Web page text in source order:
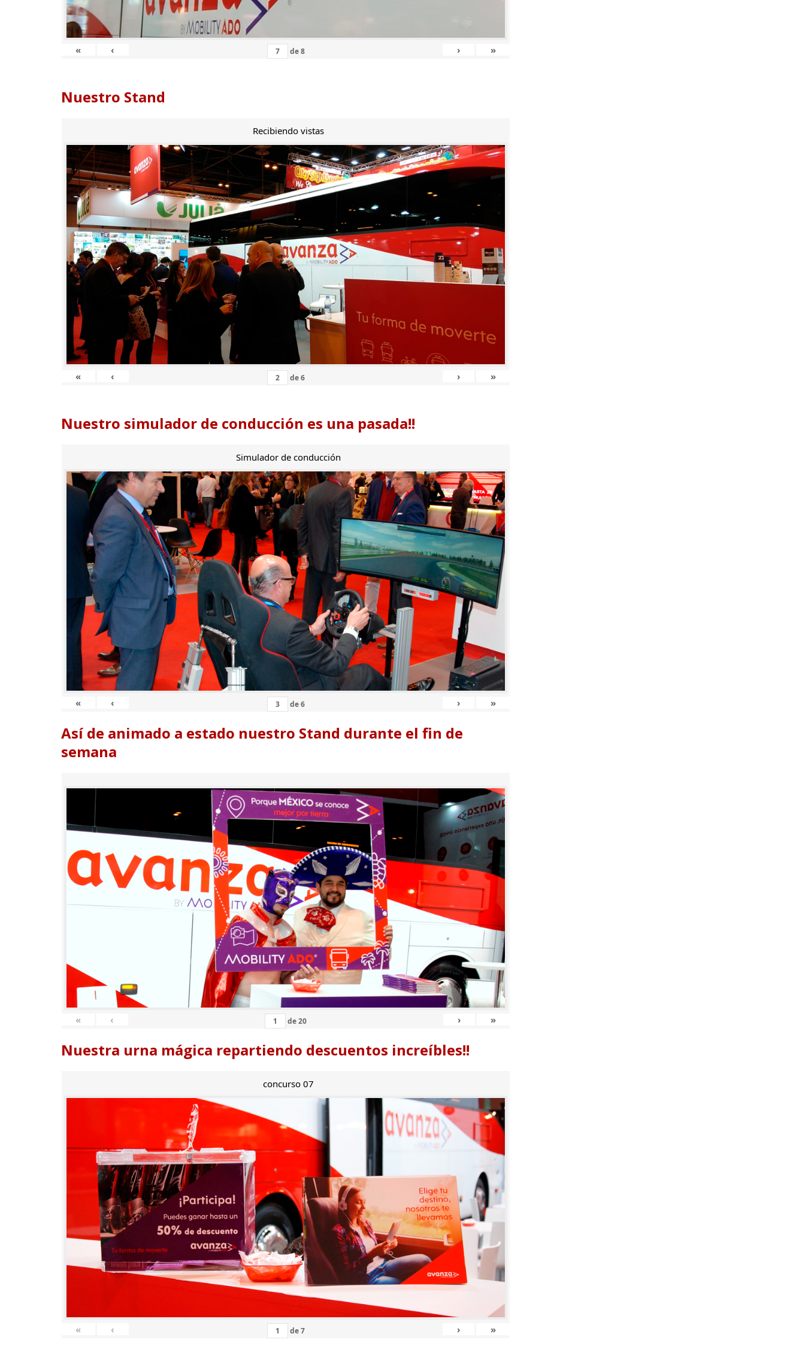
« ‹ de8 › »
Nuestro Stand
Recibiendo vistas
« ‹ de6 › »
Nuestro simulador de conducción es una pasada!!
Simulador de conducción
« ‹ de6 › »
Así de animado a estado nuestro Stand durante el fin de
semana
« ‹ de20 › »
Nuestra urna mágica repartiendo descuentos increíbles!!
concurso 07
« ‹ de7 › »